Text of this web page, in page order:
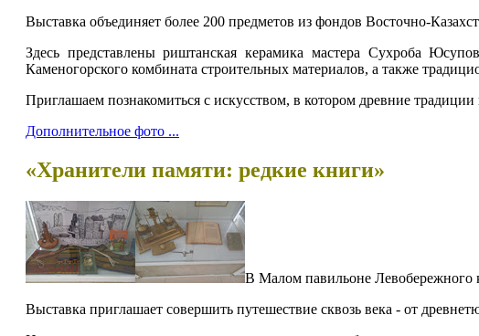
Выставка объединяет более 200 предметов из фондов Восточно-
Здесь представлены риштанская керамика мастера Сухроба
Каменогорского комбината строительных материалов, а также
Приглашаем познакомиться с искусством, в котором древние
Дополнительное фото ...
«Хранители памяти: редкие книги»
В Малом павильоне Левобережного
Выставка приглашает совершить путешествие сквозь века - от